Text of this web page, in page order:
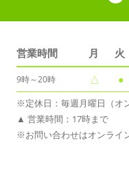
営業時間 月 火
9時～20時 △ ●
※定休日：毎週月曜日（オ
▲ 営業時間：17時まで
※お問い合わせはオンライ